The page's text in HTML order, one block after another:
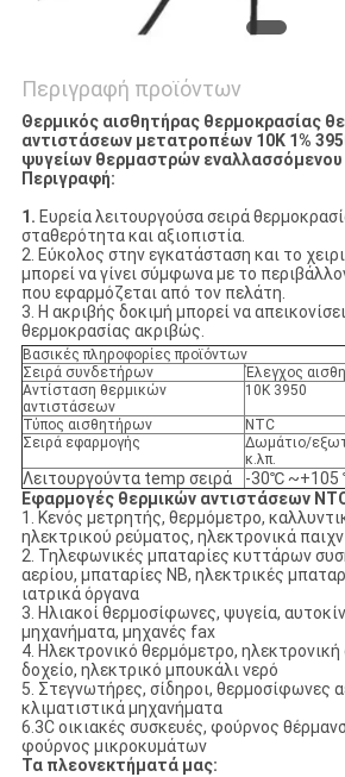
Περιγραφή προϊόντων
Θερμικός αισθητήρας θερμοκρασίας
αντιστάσεων μετατροπέων 10K 1%
ψυγείων θερμαστρών
Περιγραφή:
1. Ευρεία λειτουργούσα σειρά
σταθερότητα και αξιοπιστία.
2. Εύκολος στην εγκατάσταση και το
μπορεί να γίνει σύμφωνα με το
που εφαρμόζεται από τον πελάτη.
3. Η ακριβής δοκιμή μπορεί να
θερμοκρασίας ακριβώς.
Βασικές πληροφορίες προϊόντων
Σειρά συνδετήρων
Έλεγχος
Αντίσταση θερμικών
αντιστάσεων
10K 3950
Τύπος αισθητήρων
NTC
Σειρά εφαρμογής
Δωμάτιο/
κ.λπ.
Λειτουργούντα temp σειρά
-30℃ ~+105
Εφαρμογές θερμικών αντιστάσεων
1. Κενός μετρητής, θερμόμετρο,
ηλεκτρικού ρεύματος, ηλεκτρονικά
2. Τηλεφωνικές μπαταρίες κυττάρων
αερίου, μπαταρίες NB, ηλεκτρικές
ιατρικά όργανα
3. Ηλιακοί θερμοσίφωνες, ψυγεία,
μηχανήματα, μηχανές fax
4. Ηλεκτρονικό θερμόμετρο,
δοχείο, ηλεκτρικό μπουκάλι νερό
5. Στεγνωτήρες, σίδηροι, θερμοσίφωνες
κλιματιστικά μηχανήματα
6.3C οικιακές συσκευές, φούρνος
φούρνος μικροκυμάτων
Τα πλεονεκτήματά μας: